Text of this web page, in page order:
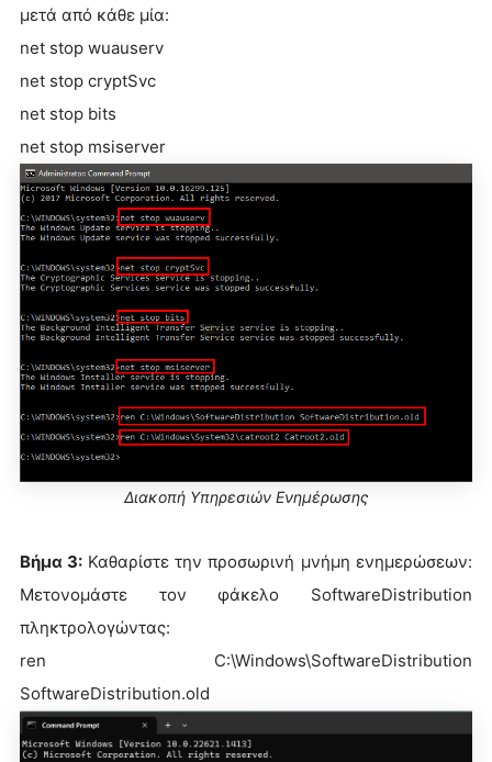
μετά από κάθε μία:
net stop wuauserv
net stop cryptSvc
net stop bits
net stop msiserver
Διακοπή Υπηρεσιών Ενημέρωσης
Βήμα 3: Καθαρίστε την προσωρινή μνήμη ενημερώσεων:
Μετονομάστε τον φάκελο SoftwareDistribution
πληκτρολογώντας:
ren C:\Windows\SoftwareDistribution
SoftwareDistribution.old